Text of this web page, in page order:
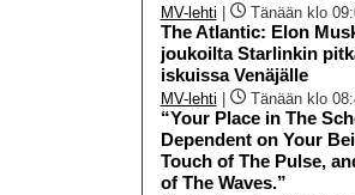
MV-lehti Tänään klo
The Atlantic: Elon
joukoilta Starlinkin
iskuissa Venäjälle
MV-lehti Tänään klo
“Your Place in The
Dependent on Your
Touch of The Pulse,
of The Waves.”